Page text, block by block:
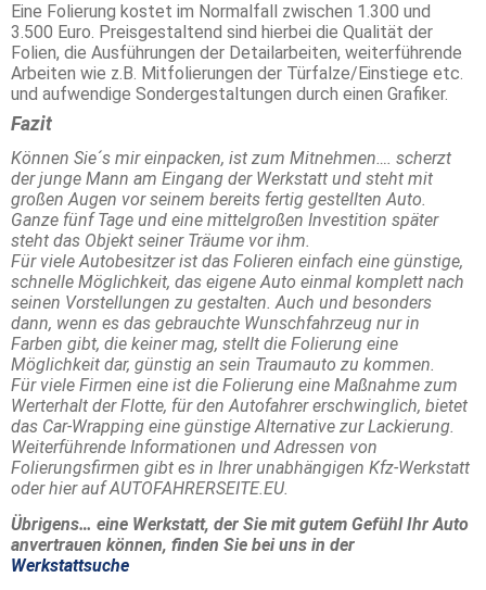
Eine Folierung kostet im Normalfall zwischen 1.300 und
3.500 Euro. Preisgestaltend sind hierbei die Qualität der
Folien, die Ausführungen der Detailarbeiten, weiterführende
Arbeiten wie z.B. Mitfolierungen der Türfalze/Einstiege etc.
und aufwendige Sondergestaltungen durch einen Grafiker.
Fazit
Können Sie´s mir einpacken, ist zum Mitnehmen…. scherzt
der junge Mann am Eingang der Werkstatt und steht mit
großen Augen vor seinem bereits fertig gestellten Auto.
Ganze fünf Tage und eine mittelgroßen Investition später
steht das Objekt seiner Träume vor ihm.
Für viele Autobesitzer ist das Folieren einfach eine günstige,
schnelle Möglichkeit, das eigene Auto einmal komplett nach
seinen Vorstellungen zu gestalten. Auch und besonders
dann, wenn es das gebrauchte Wunschfahrzeug nur in
Farben gibt, die keiner mag, stellt die Folierung eine
Möglichkeit dar, günstig an sein Traumauto zu kommen.
Für viele Firmen eine ist die Folierung eine Maßnahme zum
Werterhalt der Flotte, für den Autofahrer erschwinglich, bietet
das Car-Wrapping eine günstige Alternative zur Lackierung.
Weiterführende Informationen und Adressen von
Folierungsfirmen gibt es in Ihrer unabhängigen Kfz-Werkstatt
oder hier auf AUTOFAHRERSEITE.EU.
Übrigens… eine Werkstatt, der Sie mit gutem Gefühl Ihr Auto
anvertrauen können, finden Sie bei uns in der
Werkstattsuche